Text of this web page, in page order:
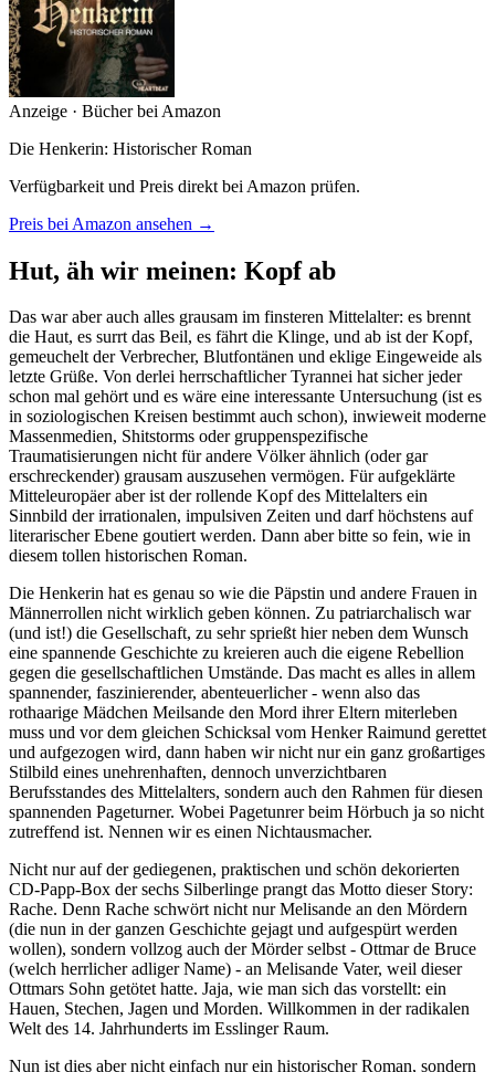
Anzeige · Bücher bei Amazon
Die Henkerin: Historischer Roman
Verfügbarkeit und Preis direkt bei Amazon prüfen.
Preis bei Amazon ansehen →
Hut, äh wir meinen: Kopf ab
Das war aber auch alles grausam im finsteren Mittelalter: es brennt
die Haut, es surrt das Beil, es fährt die Klinge, und ab ist der Kopf,
gemeuchelt der Verbrecher, Blutfontänen und eklige Eingeweide als
letzte Grüße. Von derlei herrschaftlicher Tyrannei hat sicher jeder
schon mal gehört und es wäre eine interessante Untersuchung (ist es
in soziologischen Kreisen bestimmt auch schon), inwieweit moderne
Massenmedien, Shitstorms oder gruppenspezifische
Traumatisierungen nicht für andere Völker ähnlich (oder gar
erschreckender) grausam auszusehen vermögen. Für aufgeklärte
Mitteleuropäer aber ist der rollende Kopf des Mittelalters ein
Sinnbild der irrationalen, impulsiven Zeiten und darf höchstens auf
literarischer Ebene goutiert werden. Dann aber bitte so fein, wie in
diesem tollen historischen Roman.
Die Henkerin hat es genau so wie die Päpstin und andere Frauen in
Männerrollen nicht wirklich geben können. Zu patriarchalisch war
(und ist!) die Gesellschaft, zu sehr sprießt hier neben dem Wunsch
eine spannende Geschichte zu kreieren auch die eigene Rebellion
gegen die gesellschaftlichen Umstände. Das macht es alles in allem
spannender, faszinierender, abenteuerlicher - wenn also das
rothaarige Mädchen Meilsande den Mord ihrer Eltern miterleben
muss und vor dem gleichen Schicksal vom Henker Raimund gerettet
und aufgezogen wird, dann haben wir nicht nur ein ganz großartiges
Stilbild eines unehrenhaften, dennoch unverzichtbaren
Berufsstandes des Mittelalters, sondern auch den Rahmen für diesen
spannenden Pageturner. Wobei Pagetunrer beim Hörbuch ja so nicht
zutreffend ist. Nennen wir es einen Nichtausmacher.
Nicht nur auf der gediegenen, praktischen und schön dekorierten
CD-Papp-Box der sechs Silberlinge prangt das Motto dieser Story:
Rache. Denn Rache schwört nicht nur Melisande an den Mördern
(die nun in der ganzen Geschichte gejagt und aufgespürt werden
wollen), sondern vollzog auch der Mörder selbst - Ottmar de Bruce
(welch herrlicher adliger Name) - an Melisande Vater, weil dieser
Ottmars Sohn getötet hatte. Jaja, wie man sich das vorstellt: ein
Hauen, Stechen, Jagen und Morden. Willkommen in der radikalen
Welt des 14. Jahrhunderts im Esslinger Raum.
Nun ist dies aber nicht einfach nur ein historischer Roman, sondern